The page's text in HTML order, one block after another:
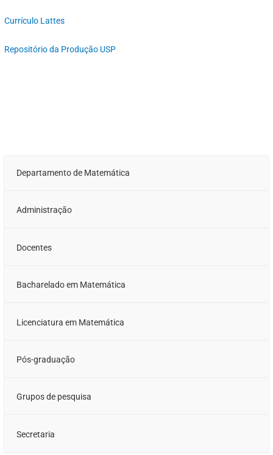
Departamento de Matemática
Administração
Docentes
Bacharelado em Matemática
Licenciatura em Matemática
Pós-graduação
Grupos de pesquisa
Secretaria
Currículo Lattes
Repositório da Produção USP